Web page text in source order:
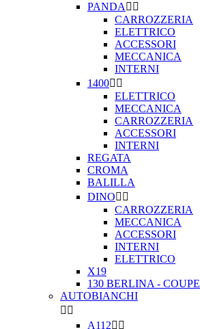
PANDA  
CARROZZERIA
ELETTRICO
ACCESSORI
MECCANICA
INTERNI
1400 
ELETTRICO
MECCANICA
CARROZZERIA
ACCESSORI
INTERNI
REGATA
CROMA
BALILLA
DINO 
CARROZZERIA
MECCANICA
ACCESSORI
INTERNI
ELETTRICO
X19
130 BERLINA - COUPE
AUTOBIANCHI
 
A112 